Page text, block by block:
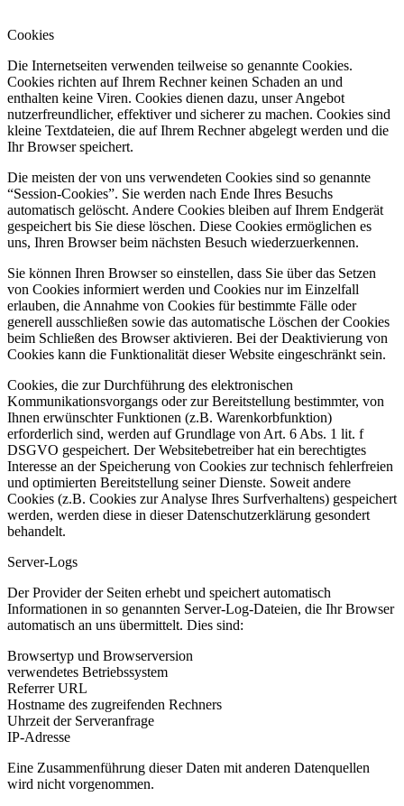
Cookies
Die Internetseiten verwenden teilweise so genannte Cookies.
Cookies richten auf Ihrem Rechner keinen Schaden an und
enthalten keine Viren. Cookies dienen dazu, unser Angebot
nutzerfreundlicher, effektiver und sicherer zu machen. Cookies sind
kleine Textdateien, die auf Ihrem Rechner abgelegt werden und die
Ihr Browser speichert.
Die meisten der von uns verwendeten Cookies sind so genannte
“Session-Cookies”. Sie werden nach Ende Ihres Besuchs
automatisch gelöscht. Andere Cookies bleiben auf Ihrem Endgerät
gespeichert bis Sie diese löschen. Diese Cookies ermöglichen es
uns, Ihren Browser beim nächsten Besuch wiederzuerkennen.
Sie können Ihren Browser so einstellen, dass Sie über das Setzen
von Cookies informiert werden und Cookies nur im Einzelfall
erlauben, die Annahme von Cookies für bestimmte Fälle oder
generell ausschließen sowie das automatische Löschen der Cookies
beim Schließen des Browser aktivieren. Bei der Deaktivierung von
Cookies kann die Funktionalität dieser Website eingeschränkt sein.
Cookies, die zur Durchführung des elektronischen
Kommunikationsvorgangs oder zur Bereitstellung bestimmter, von
Ihnen erwünschter Funktionen (z.B. Warenkorbfunktion)
erforderlich sind, werden auf Grundlage von Art. 6 Abs. 1 lit. f
DSGVO gespeichert. Der Websitebetreiber hat ein berechtigtes
Interesse an der Speicherung von Cookies zur technisch fehlerfreien
und optimierten Bereitstellung seiner Dienste. Soweit andere
Cookies (z.B. Cookies zur Analyse Ihres Surfverhaltens) gespeichert
werden, werden diese in dieser Datenschutzerklärung gesondert
behandelt.
Server-Logs
Der Provider der Seiten erhebt und speichert automatisch
Informationen in so genannten Server-Log-Dateien, die Ihr Browser
automatisch an uns übermittelt. Dies sind:
Browsertyp und Browserversion
verwendetes Betriebssystem
Referrer URL
Hostname des zugreifenden Rechners
Uhrzeit der Serveranfrage
IP-Adresse
Eine Zusammenführung dieser Daten mit anderen Datenquellen
wird nicht vorgenommen.